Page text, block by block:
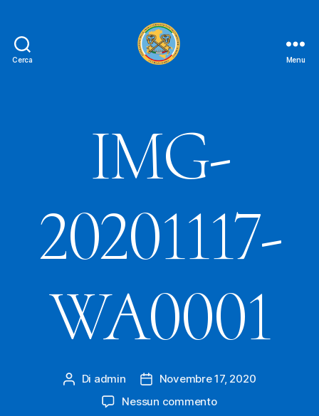
Cerca Menu
IMG-
20201117-
WA0001
Autore
articolo
Di admin
DataNovembre 17, 2020
Nessun commentosu